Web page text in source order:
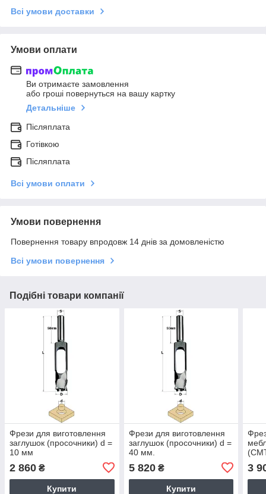
Всі умови доставки
Умови оплати
Ви отримаєте замовлення
або гроші повернуться на вашу картку
Детальніше
Післяплата
Готівкою
Післяплата
Всі умови оплати
Умови повернення
Повернення товару впродовж 14 днів за домовленістю
Всі умови повернення
Подібні товари компанії
Фрези для виготовлення
заглушок (просочники) d =
10 мм
2 860 ₴
Купити
Фрези для виготовлення
заглушок (просочники) d =
40 мм.
5 820₴
Купити
3